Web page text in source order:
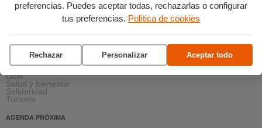
preferencias. Puedes aceptar todas, rechazarlas o configurar
tus preferencias. Política de cookies
Rechazar Personalizar Aceptar todo
Acción social
Ciencia y tecnología
Formación
Gastronomía
Ocio
Salud y bienestar
Solidaridad
Turismo
AGENDA PRÓXIMA